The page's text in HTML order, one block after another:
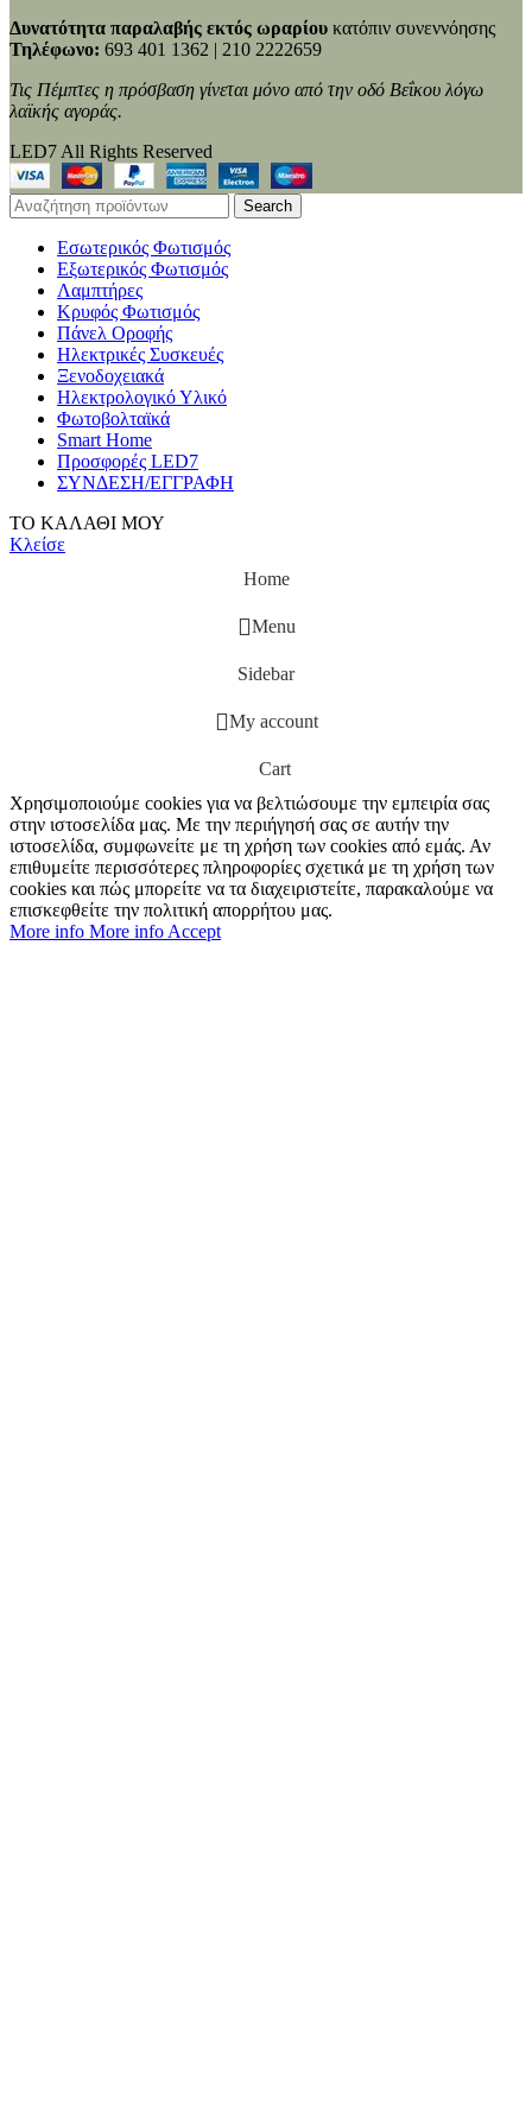
Δυνατότητα παραλαβής εκτός ωραρίου κατόπιν συνεννόησης
Τηλέφωνο: 693 401 1362 | 210 2222659
Τις Πέμπτες η πρόσβαση γίνεται μόνο από την οδό Βεΐκου λόγω
λαϊκής αγοράς.
LED7 All Rights Reserved
Search
Εσωτερικός Φωτισμός
Εξωτερικός Φωτισμός
Λαμπτήρες
Κρυφός Φωτισμός
Πάνελ Οροφής
Ηλεκτρικές Συσκευές
Ξενοδοχειακά
Ηλεκτρολογικό Υλικό
Φωτοβολταϊκά
Smart Home
Προσφορές LED7
ΣΥΝΔΕΣΗ/ΕΓΓΡΑΦΗ
ΤΟ ΚΑΛΑΘΙ ΜΟΥ
Κλείσε
Home
Menu
Sidebar
My account
Cart
Χρησιμοποιούμε cookies για να βελτιώσουμε την εμπειρία σας
στην ιστοσελίδα μας. Με την περιήγησή σας σε αυτήν την
ιστοσελίδα, συμφωνείτε με τη χρήση των cookies από εμάς. Αν
επιθυμείτε περισσότερες πληροφορίες σχετικά με τη χρήση των
cookies και πώς μπορείτε να τα διαχειριστείτε, παρακαλούμε να
επισκεφθείτε την πολιτική απορρήτου μας.
More info More info Accept